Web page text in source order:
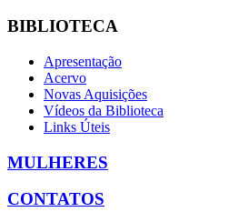
BIBLIOTECA
Apresentação
Acervo
Novas Aquisições
Vídeos da Biblioteca
Links Úteis
MULHERES
CONTATOS